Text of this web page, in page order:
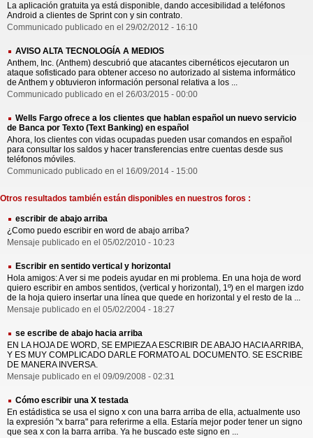
La aplicación gratuita ya está disponible, dando accesibilidad a teléfonos
Android a clientes de Sprint con y sin contrato.
Communicado publicado en el 29/02/2012 - 16:10
AVISO ALTA TECNOLOGÍA A MEDIOS
Anthem, Inc. (Anthem) descubrió que atacantes cibernéticos ejecutaron un
ataque sofisticado para obtener acceso no autorizado al sistema informático
de Anthem y obtuvieron información personal relativa a los ...
Communicado publicado en el 26/03/2015 - 00:00
Wells Fargo ofrece a los clientes que hablan español un nuevo servicio
de Banca por Texto (Text Banking) en español
Ahora, los clientes con vidas ocupadas pueden usar comandos en español
para consultar los saldos y hacer transferencias entre cuentas desde sus
teléfonos móviles.
Communicado publicado en el 16/09/2014 - 15:00
Otros resultados también están disponibles en nuestros foros :
escribir de abajo arriba
¿Como puedo escribir en word de abajo arriba?
Mensaje publicado en el 05/02/2010 - 10:23
Escribir en sentido vertical y horizontal
Hola amigos: A ver si me podeis ayudar en mi problema. En una hoja de word
quiero escribir en ambos sentidos, (vertical y horizontal), 1º) en el margen izdo
de la hoja quiero insertar una línea que quede en horizontal y el resto de la ...
Mensaje publicado en el 05/02/2004 - 18:27
se escribe de abajo hacia arriba
EN LA HOJA DE WORD, SE EMPIEZA A ESCRIBIR DE ABAJO HACIA ARRIBA,
Y ES MUY COMPLICADO DARLE FORMATO AL DOCUMENTO. SE ESCRIBE
DE MANERA INVERSA.
Mensaje publicado en el 09/09/2008 - 02:31
Cómo escribir una X testada
En estádistica se usa el signo x con una barra arriba de ella, actualmente uso
la expresión "x barra" para referirme a ella. Estaría mejor poder tener un signo
que sea x con la barra arriba. Ya he buscado este signo en ...